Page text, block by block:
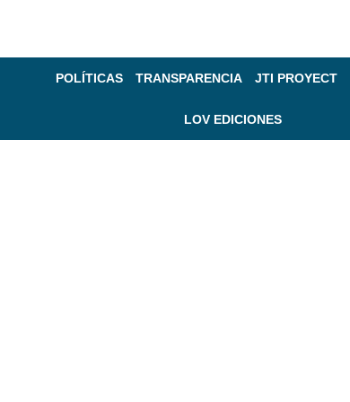
POLÍTICAS TRANSPARENCIA JTI PROYECT
LOV EDICIONES